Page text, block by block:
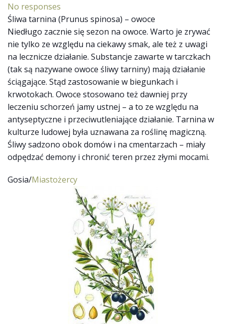
No responses
Śliwa tarnina (Prunus spinosa) – owoce
Niedługo zacznie się sezon na owoce. Warto je zrywać
nie tylko ze względu na ciekawy smak, ale też z uwagi
na lecznicze działanie. Substancje zawarte w tarczkach
(tak są nazywane owoce śliwy tarniny) mają działanie
ściągające. Stąd zastosowanie w biegunkach i
krwotokach. Owoce stosowano też dawniej przy
leczeniu schorzeń jamy ustnej – a to ze względu na
antyseptyczne i przeciwutleniające działanie. Tarnina w
kulturze ludowej była uznawana za roślinę magiczną.
Śliwy sadzono obok domów i na cmentarzach – miały
odpędzać demony i chronić teren przez złymi mocami.
Gosia/Miastożercy